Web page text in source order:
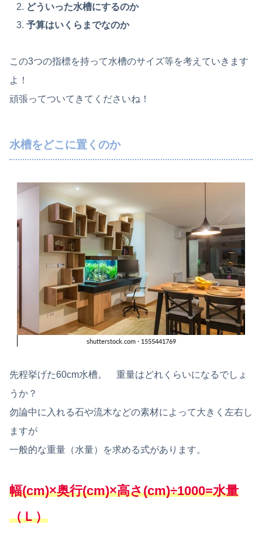
どういった水槽にするのか
予算はいくらまでなのか
この3つの指標を持って水槽のサイズ等を考えていきます
よ！
頑張ってついてきてくださいね！
水槽をどこに置くのか
先程挙げた60cm水槽。 重量はどれくらいになるでしょ
うか？
勿論中に入れる石や流木などの素材によって大きく左右し
ますが
一般的な重量（水量）を求める式があります。
幅(cm)×奥行(cm)×高さ(cm)÷1000=水量
（Ｌ）